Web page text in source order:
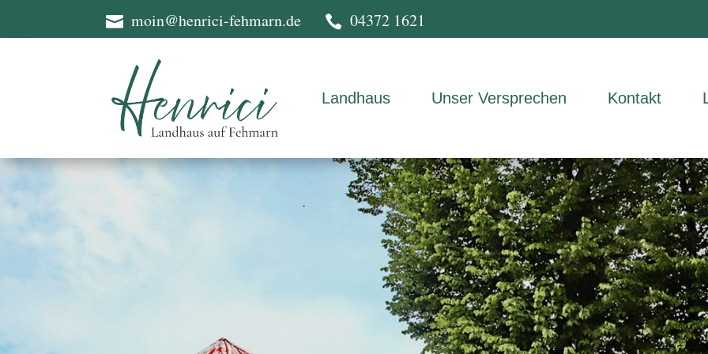
 moin@henrici-fehmarn.de  04372 1621
Landhaus Unser Versprechen Kontakt